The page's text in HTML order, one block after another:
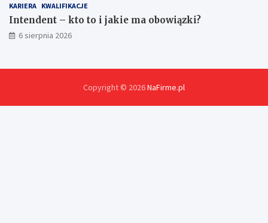
KARIERA KWALIFIKACJE
Intendent – kto to i jakie ma obowiązki?
6 sierpnia 2026
Copyright © 2026NaFirme.pl